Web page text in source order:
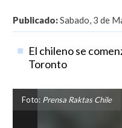
Publicado:Sabado, 3 de
El chileno se
Toronto
Foto: Prensa Raktas Chile